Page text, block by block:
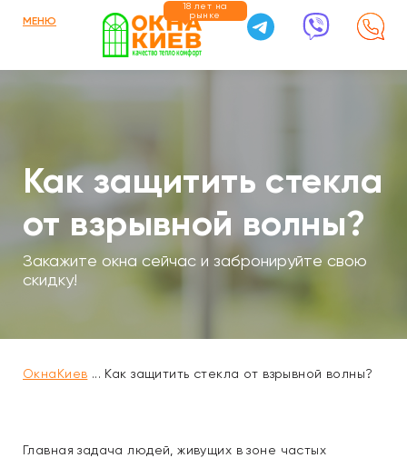
МЕНЮ
18 лет на
рынке
Как защитить стекла
от взрывной волны?
Закажите окна сейчас и забронируйте свою
скидку!
ОкнаКиев ... Как защитить стекла от взрывной волны?
Главная задача людей, живущих в зоне частых